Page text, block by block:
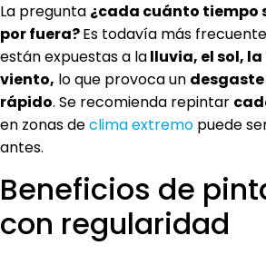
La pregunta ¿cada cuánto tiempo
por fuera?Es todavía más
están expuestas a lalluvia, el sol,
viento, lo que provoca un
rápido. Se recomienda repintar
en zonas declima extremo puede
antes.
Beneficios de
con regularidad